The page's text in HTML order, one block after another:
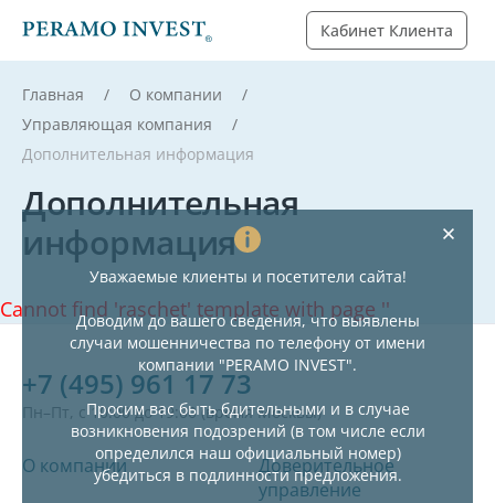
Кабинет Клиента
Главная
О компании
Управляющая компания
Дополнительная информация
Дополнительная
информация
Cannot find 'raschet' template with page ''
О компании
Доверительное
управление
+7 (495) 961 17 73
Пн–Пт, с 10:00 до 19:00 (время Москвы)
Уважаемые клиенты и посетители сайта!
Доводим до вашего сведения, что выявлены
случаи мошенничества по телефону от имени
компании "PERAMO INVEST".
Просим вас быть бдительными и в случае
возникновения подозрений (в том числе если
определился наш официальный номер)
убедиться в подлинности предложения.